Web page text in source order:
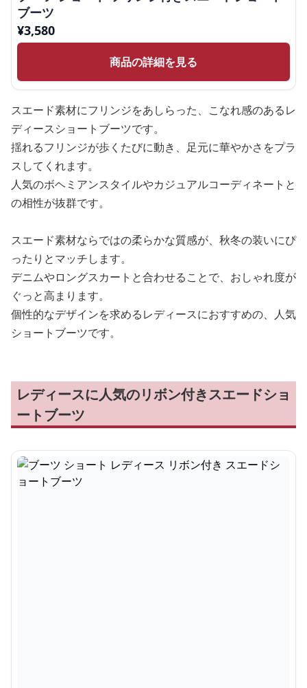
ブーツ
¥3,580
商品の詳細を見る
スエード素材にフリンジをあしらった、こなれ感のあるレ
ディースショートブーツです。
揺れるフリンジが歩くたびに動き、足元に華やかさをプラ
スしてくれます。
人気のボヘミアンスタイルやカジュアルコーディネートと
の相性が抜群です。
スエード素材ならではの柔らかな質感が、秋冬の装いにぴ
ったりとマッチします。
デニムやロングスカートと合わせることで、おしゃれ度が
ぐっと高まります。
個性的なデザインを求めるレディースにおすすめの、人気
ショートブーツです。
レディースに人気のリボン付きスエードショ
ートブーツ